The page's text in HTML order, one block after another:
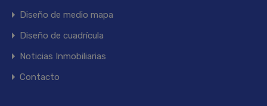
Diseño de medio mapa
Diseño de cuadrícula
Noticias Inmobiliarias
Contacto